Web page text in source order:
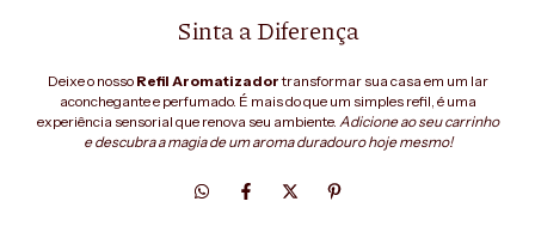
Sinta a Diferença
Deixe o nosso Refil Aromatizadortransformar sua casa em um lar
aconchegante e perfumado. É mais do que um simples refil, é uma
experiência sensorial que renova seu ambiente. Adicione ao seu carrinho
e descubra a magia de um aroma duradouro hoje mesmo!